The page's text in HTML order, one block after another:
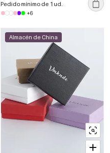
Pedido mínimo de 1 ud.
+6
Almacén de China